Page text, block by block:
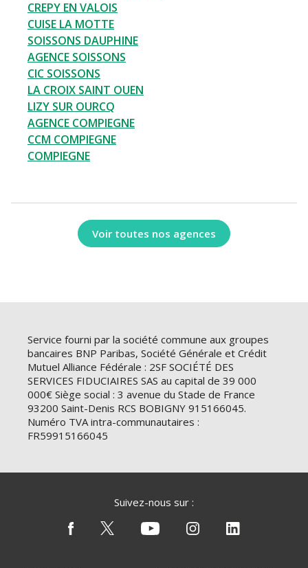
CREPY EN VALOIS
CUISE LA MOTTE
SOISSONS DAUPHINE
AGENCE SOISSONS
CIC SOISSONS
LA CROIX SAINT OUEN
LIZY SUR OURCQ
AGENCE COMPIEGNE
CCM COMPIEGNE
COMPIEGNE
Voir toutes nos agences
Service fourni par la société commune aux groupes
bancaires BNP Paribas, Société Générale et Crédit
Mutuel Alliance Fédérale : 2SF SOCIÉTÉ DES
SERVICES FIDUCIAIRES SAS au capital de 39 000
000€ Siège social : 3 avenue du Stade de France
93200 Saint-Denis RCS BOBIGNY 915166045.
Numéro TVA intra-communautaires :
FR59915166045
Suivez-nous sur :